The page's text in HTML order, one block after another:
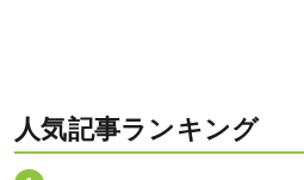
人気記事ランキング